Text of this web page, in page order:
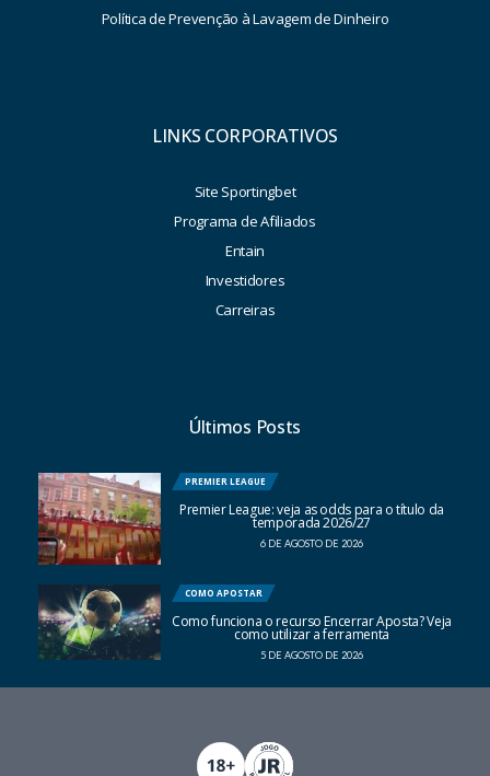
Política de Prevenção à Lavagem de Dinheiro
LINKS CORPORATIVOS
Site Sportingbet
Programa de Afiliados
Entain
Investidores
Carreiras
Últimos Posts
PREMIER LEAGUE
Premier League: veja as odds para o título da
temporada 2026/27
6 DE AGOSTO DE 2026
COMO APOSTAR
Como funciona o recurso Encerrar Aposta? Veja
como utilizar a ferramenta
5 DE AGOSTO DE 2026